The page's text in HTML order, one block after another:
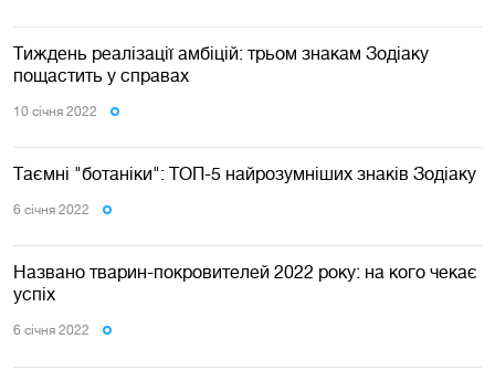
Тиждень реалізації амбіцій: трьом знакам Зодіаку
пощастить у справах
10 сiчня 2022
Таємні "ботаніки": ТОП-5 найрозумніших знаків Зодіаку
6 сiчня 2022
Названо тварин-покровителей 2022 року: на кого чекає
успіх
6 сiчня 2022